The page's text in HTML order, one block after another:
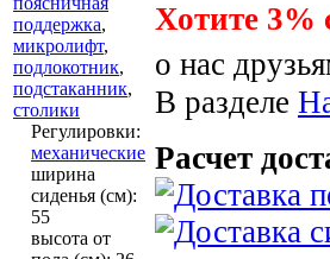
поддержка,
микролифт,
подлокотник,
подстаканник,
столики
Регулировки:
механические
ширина
сиденья (см):
55
высота от
Хотите 3%
о нас
В разделе
Расчет